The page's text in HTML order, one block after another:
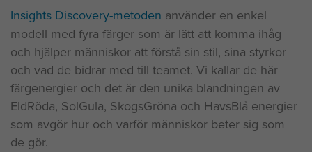
Insights Discovery-metoden använder en enkel
modell med fyra färger som är lätt att komma ihåg
och hjälper människor att förstå sin stil, sina styrkor
och vad de bidrar med till teamet. Vi kallar de här
färgenergier och det är den unika blandningen av
EldRöda, SolGula, SkogsGröna och HavsBlå energier
som avgör hur och varför människor beter sig som
de gör.